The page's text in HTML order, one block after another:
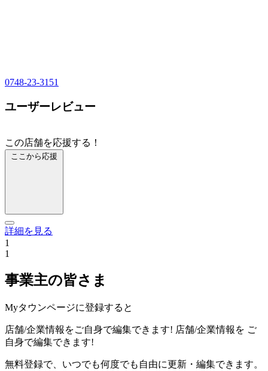
0748-23-3151
ユーザーレビュー
この店舗を応援する！
ここから応援
詳細を見る
1
1
事業主の皆さま
Myタウンページに登録すると
店舗/企業情報をご自身で編集できます! 店舗/企業情報を ご
自身で編集できます!
無料登録で、いつでも何度でも自由に更新・編集できます。